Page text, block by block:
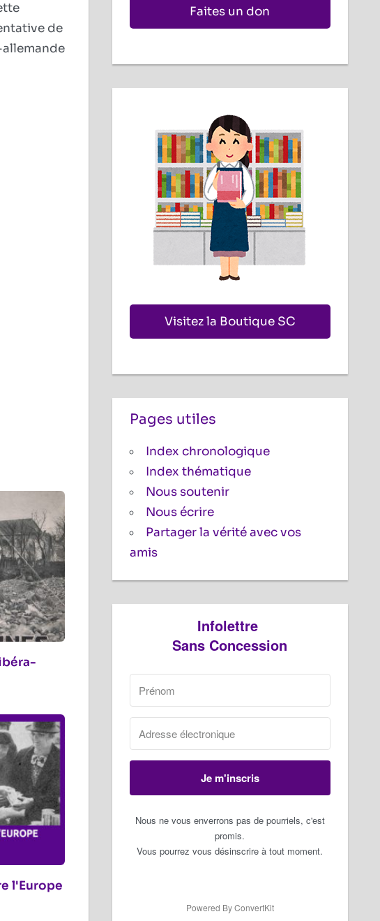
de
allemande
l'Europe
Faites un don
Visitez la Boutique SC
Pages utiles
Index chronologique
Index thématique
Nous soutenir
Nous écrire
Partager la vérité avec vos
amis
Infolettre
Sans Concession
Je m'inscris
Nous ne vous enverrons pas de pourriels, c'est
promis.
Vous pourrez vous désinscrire à tout moment.
Powered By ConvertKit